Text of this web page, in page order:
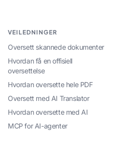
VEILEDNINGER
Oversett skannede dokumenter
Hvordan få en offisiell
oversettelse
Hvordan oversette hele PDF
Oversett med AI Translator
Hvordan oversette med AI
MCP for AI-agenter